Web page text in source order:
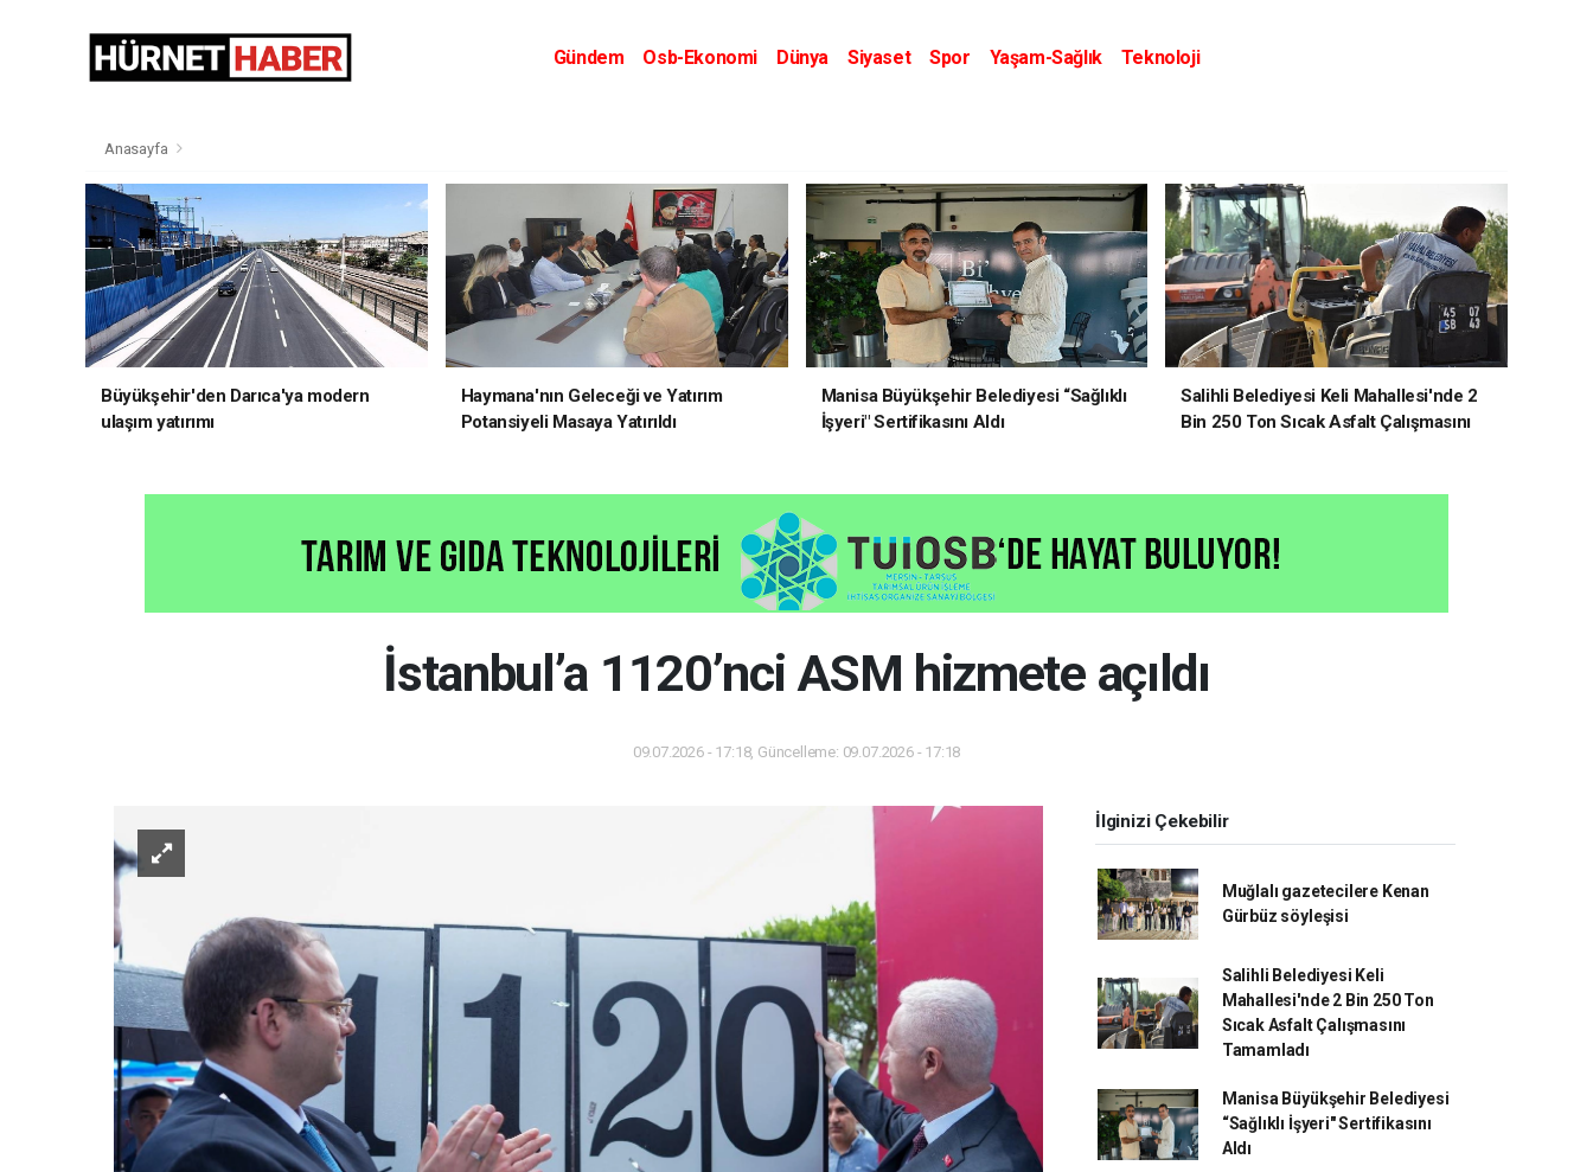
Gündem Osb-Ekonomi Dünya Siyaset Spor Yaşam-Sağlık
Teknoloji
Anasayfa
Büyükşehir'den Darıca'ya modern
ulaşım yatırımı
Haymana'nın Geleceği ve Yatırım
Potansiyeli Masaya Yatırıldı
Manisa Büyükşehir Belediyesi “Sağlıklı
İşyeri" Sertifikasını Aldı
Salihli Belediyesi Keli Mahallesi'nde 2
Bin 250 Ton Sıcak Asfalt Çalışmasını
İstanbul’a 1120’nci ASM hizmete açıldı
09.07.2026 - 17:18, Güncelleme: 09.07.2026 - 17:18
İlginizi Çekebilir
Muğlalı gazetecilere Kenan
Gürbüz söyleşisi
Salihli Belediyesi Keli
Mahallesi'nde 2 Bin 250 Ton
Sıcak Asfalt Çalışmasını
Tamamladı
Manisa Büyükşehir Belediyesi
“Sağlıklı İşyeri" Sertifikasını
Aldı